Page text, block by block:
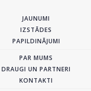
JAUNUMI
IZSTĀDES
PAPILDINĀJUMI
PAR MUMS
DRAUGI UN PARTNERI
KONTAKTI